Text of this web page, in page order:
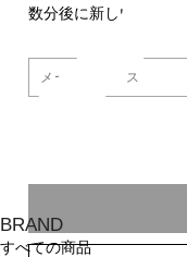
BRAND
すべての商品
数分後に新しいパスワ